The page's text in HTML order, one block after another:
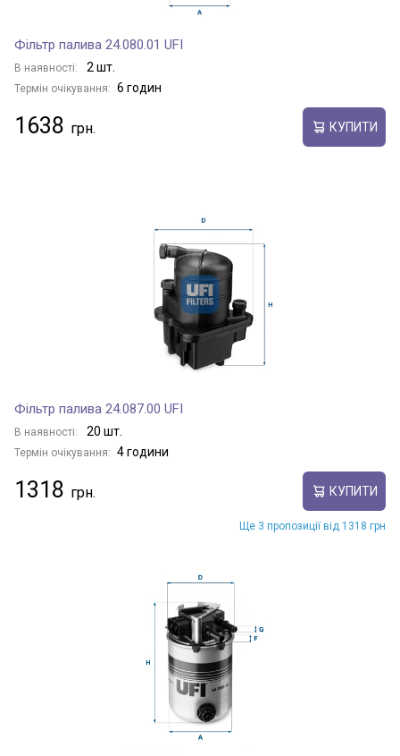
Фільтр палива 24.080.01 UFI
В наявності: 2 шт.
Термін очікування: 6 годин
1638 КУПИТИ
Фільтр палива 24.087.00 UFI
В наявності: 20 шт.
Термін очікування: 4 години
1318 КУПИТИ
Ще 3 пропозиції від 1318 грн